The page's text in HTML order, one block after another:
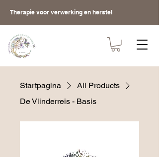
Therapie voor verwerking en herstel
Startpagina
All Products
De Vlinderreis - Basis